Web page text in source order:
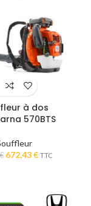
à dos
570BTS
€ Le
747,15 €.
672,43€Le
672,43 €.
TTC